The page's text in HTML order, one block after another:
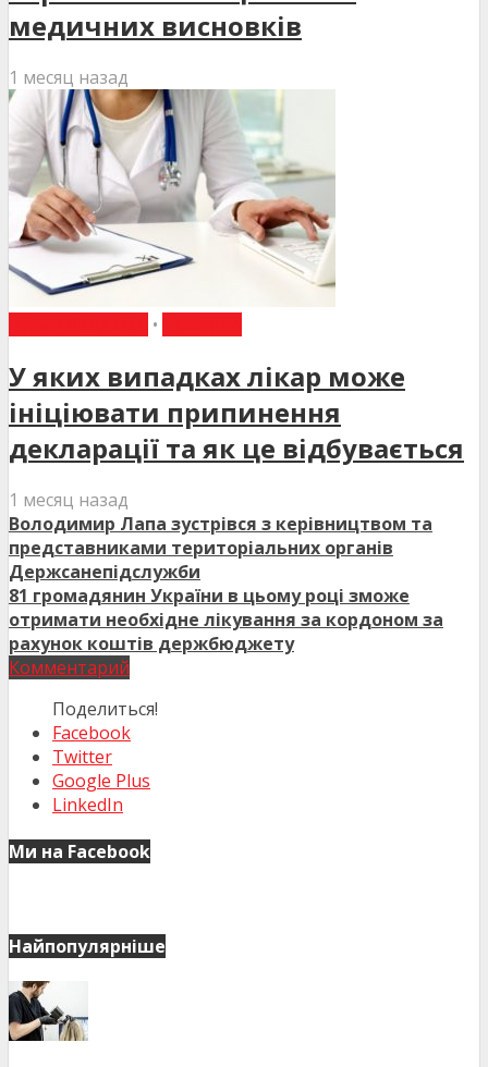
медичних висновків
1 месяц назад
•
У яких випадках лікар може
ініціювати припинення
декларації та як це відбувається
1 месяц назад
Володимир Лапа зустрівся з керівництвом та
представниками територіальних органів
Держсанепідслужби
81 громадянин України в цьому році зможе
отримати необхідне лікування за кордоном за
рахунок коштів держбюджету
Комментарий
Поделиться!
Facebook
Twitter
Google Plus
LinkedIn
Ми на Facebook
Найпопулярніше